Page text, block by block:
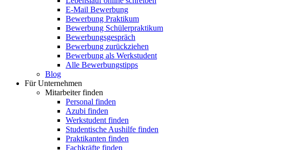
E-Mail Bewerbung
Bewerbung Praktikum
Bewerbung Schülerpraktikum
Bewerbungsgespräch
Bewerbung zurückziehen
Bewerbung als Werkstudent
Alle Bewerbungstipps
Blog
Für Unternehmen
Mitarbeiter finden
Personal finden
Azubi finden
Werkstudent finden
Studentische Aushilfe finden
Praktikanten finden
Fachkräfte finden